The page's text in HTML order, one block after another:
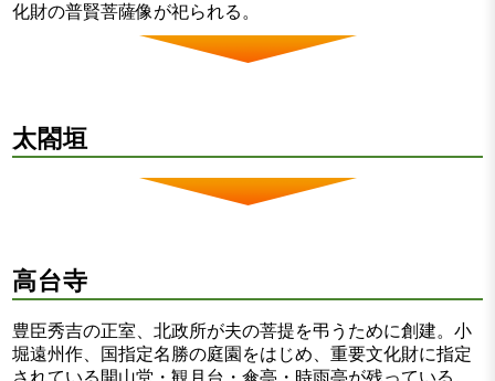
化財の普賢菩薩像が祀られる。
太閤垣
高台寺
豊臣秀吉の正室、北政所が夫の菩提を弔うために創建。小
堀遠州作、国指定名勝の庭園をはじめ、重要文化財に指定